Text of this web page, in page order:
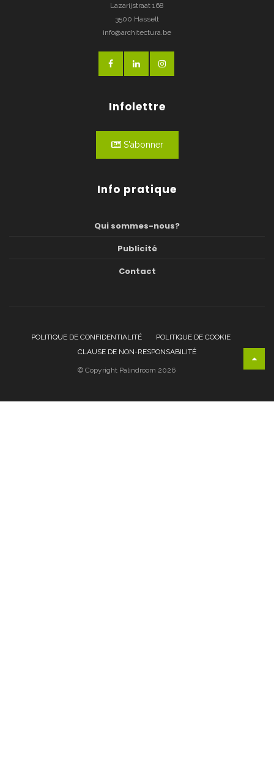
Lazarijstraat 168
3500 Hasselt
info@architectura.be
Infolettre
S'abonner
Info pratique
Qui sommes-nous?
Publicité
Contact
POLITIQUE DE CONFIDENTIALITÉ
POLITIQUE DE COOKIE
CLAUSE DE NON-RESPONSABILITÉ
© Copyright Palindroom 2026